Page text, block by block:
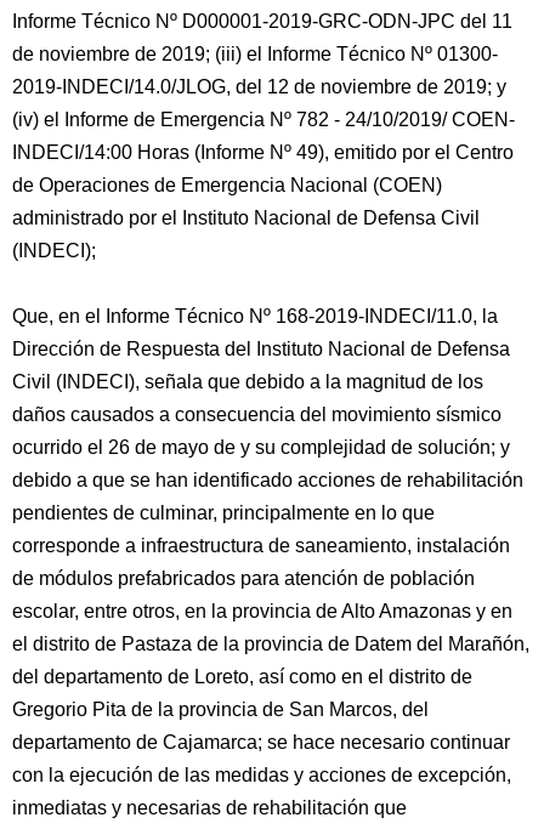
Informe Técnico Nº D000001-2019-GRC-ODN-JPC del 11
de noviembre de 2019; (iii) el Informe Técnico Nº 01300-
2019-INDECI/14.0/JLOG, del 12 de noviembre de 2019; y
(iv) el Informe de Emergencia Nº 782 - 24/10/2019/ COEN-
INDECI/14:00 Horas (Informe Nº 49), emitido por el Centro
de Operaciones de Emergencia Nacional (COEN)
administrado por el Instituto Nacional de Defensa Civil
(INDECI);
Que, en el Informe Técnico Nº 168-2019-INDECI/11.0, la
Dirección de Respuesta del Instituto Nacional de Defensa
Civil (INDECI), señala que debido a la magnitud de los
daños causados a consecuencia del movimiento sísmico
ocurrido el 26 de mayo de y su complejidad de solución; y
debido a que se han identificado acciones de rehabilitación
pendientes de culminar, principalmente en lo que
corresponde a infraestructura de saneamiento, instalación
de módulos prefabricados para atención de población
escolar, entre otros, en la provincia de Alto Amazonas y en
el distrito de Pastaza de la provincia de Datem del Marañón,
del departamento de Loreto, así como en el distrito de
Gregorio Pita de la provincia de San Marcos, del
departamento de Cajamarca; se hace necesario continuar
con la ejecución de las medidas y acciones de excepción,
inmediatas y necesarias de rehabilitación que